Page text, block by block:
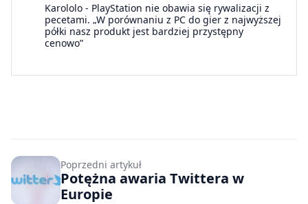
Karololo - PlayStation nie obawia się rywalizacji z
pecetami. „W porównaniu z PC do gier z najwyższej
półki nasz produkt jest bardziej przystępny
cenowo”
Poprzedni artykuł
Potężna awaria Twittera w
Europie